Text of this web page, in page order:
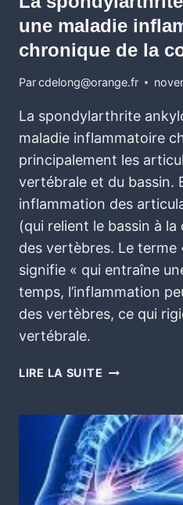
une maladie
chronique de la
Parcdelong@orange.fr
La spondylarthrite
maladie inflammatoire
principalement les
vertébrale et du bassin.
inflammation des
(qui relient le bassin à
des vertèbres. Le terme
signifie « qui entraîne
temps, l’inflammation
des vertèbres, ce qui
vertébrale.
LIRE LA SUITE